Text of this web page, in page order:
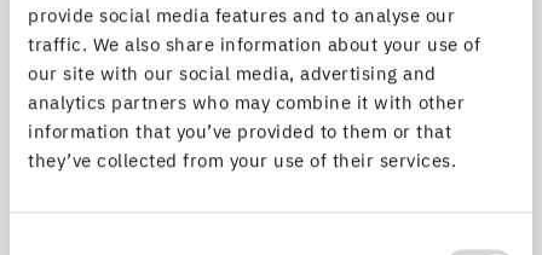
provide social media features and to analyse our
traffic. We also share information about your use of
our site with our social media, advertising and
analytics partners who may combine it with other
information that you’ve provided to them or that
they’ve collected from your use of their services.
Leistungsprofil
Hochperformante einheitliche
Suchfunktionalität